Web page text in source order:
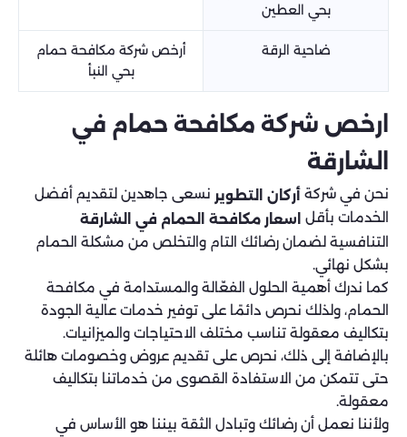
بحي العطين
ضاحية الرقة
أرخص شركة مكافحة حمام
بحي النبأ
ارخص شركة مكافحة حمام في
الشارقة
نحن في شركة أركان التطوير نسعى جاهدين لتقديم أفضل
الخدمات بأقل اسعار مكافحة الحمام في الشارقة
التنافسية لضمان رضائك التام والتخلص من مشكلة الحمام
بشكل نهائي.
كما ندرك أهمية الحلول الفعّالة والمستدامة في مكافحة
الحمام، ولذلك نحرص دائمًا على توفير خدمات عالية الجودة
بتكاليف معقولة تناسب مختلف الاحتياجات والميزانيات.
بالإضافة إلى ذلك، نحرص على تقديم عروض وخصومات هائلة
حتى تتمكن من الاستفادة القصوى من خدماتنا بتكاليف
معقولة.
ولأننا نعمل أن رضائك وتبادل الثقة بيننا هو الأساس في